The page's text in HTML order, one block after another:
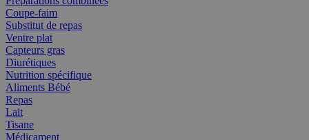
Coupe-faim
Substitut de repas
Ventre plat
Capteurs gras
Diurétiques
Nutrition spécifique
Aliments Bébé
Repas
Lait
Tisane
Médicament